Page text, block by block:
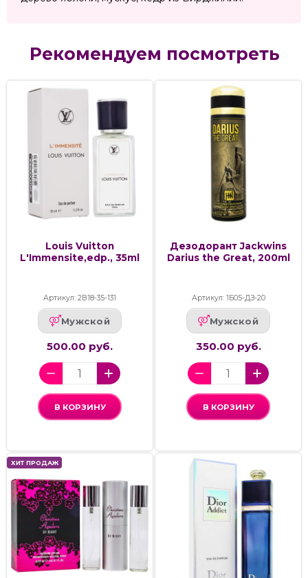
Рекомендуем посмотреть
Louis Vuitton
L'Immensite,edp., 35ml
Артикул: 2В18-35-131
Мужской
500.00 руб.
В КОРЗИНУ
Дезодорант Jackwins
Darius the Great, 200ml
Артикул: 1Б05-ДЗ-20
Мужской
350.00 руб.
В КОРЗИНУ
ХИТ ПРОДАЖ